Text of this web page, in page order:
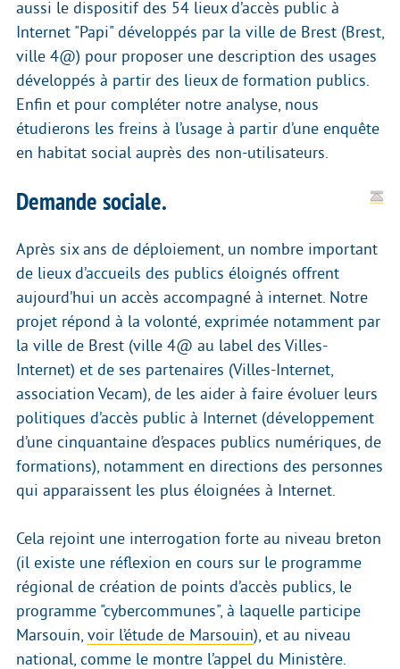
aussi le dispositif des 54 lieux d’accès public à
Internet "Papi" développés par la ville de Brest (Brest,
ville 4@) pour proposer une description des usages
développés à partir des lieux de formation publics.
Enfin et pour compléter notre analyse, nous
étudierons les freins à l’usage à partir d’une enquête
en habitat social auprès des non-utilisateurs.
Demande sociale.
Après six ans de déploiement, un nombre important
de lieux d’accueils des publics éloignés offrent
aujourd’hui un accès accompagné à internet. Notre
projet répond à la volonté, exprimée notamment par
la ville de Brest (ville 4@ au label des Villes-
Internet) et de ses partenaires (Villes-Internet,
association Vecam), de les aider à faire évoluer leurs
politiques d’accès public à Internet (développement
d’une cinquantaine d’espaces publics numériques, de
formations), notamment en directions des personnes
qui apparaissent les plus éloignées à Internet.
Cela rejoint une interrogation forte au niveau breton
(il existe une réflexion en cours sur le programme
régional de création de points d’accès publics, le
programme "cybercommunes", à laquelle participe
Marsouin, voir l’étude de Marsouin), et au niveau
national, comme le montre l’appel du Ministère.